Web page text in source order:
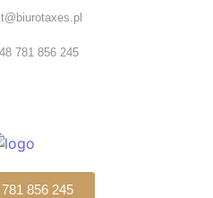
781 856 245
856 245